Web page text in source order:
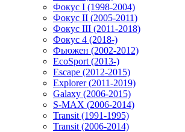
Фокус I (1998-2004)
Фокус II (2005-2011)
Фокус III (2011-2018)
Фокус 4 (2018-)
Фьюжен (2002-2012)
EcoSport (2013-)
Escape (2012-2015)
Explorer (2011-2019)
Galaxy (2006-2015)
S-MAX (2006-2014)
Transit (1991-1995)
Transit (2006-2014)